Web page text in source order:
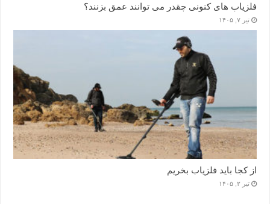
فلزیاب های کنونی چقدر می توانند عمق بزنند؟
تیر ۷, ۱۴۰۵
از کجا باید فلزیاب بخریم
تیر ۲, ۱۴۰۵